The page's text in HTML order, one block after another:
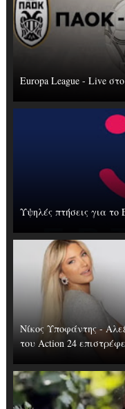
Europa League - Live
Υψηλές πτήσεις για το
Νίκος Υποφάντης -
του Action 24